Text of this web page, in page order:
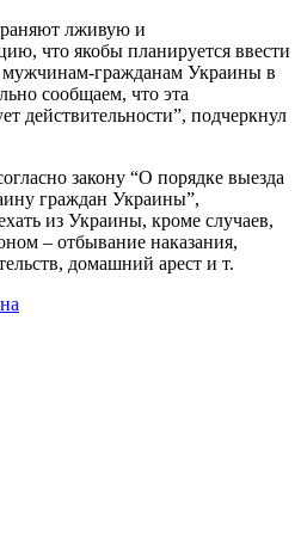
лживую и
что якобы планируется ввести
мужчинам-гражданам Украины в
сообщаем, что эта
действительности”, подчеркнул
закону “О порядке выезда
граждан Украины”,
из Украины, кроме случаев,
– отбывание наказания,
домашний арест и т.